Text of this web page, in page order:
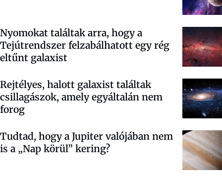
Nyomokat találtak arra, hogy a
Tejútrendszer felzabálhatott egy rég
eltűnt galaxist
Rejtélyes, halott galaxist találtak
csillagászok, amely egyáltalán nem
forog
Tudtad, hogy a Jupiter valójában nem
is a „Nap körül” kering?